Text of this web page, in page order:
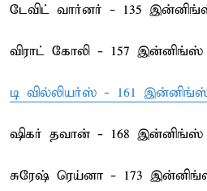
டேவிட் வார்னர் - 135
விராட் கோலி - 157 இன்னிங்ஸ்
டி வில்லியர்ஸ் - 161
ஷிகர் தவான் - 168 இன்னிங்ஸ்
சுரேஷ் ரெய்னா - 173